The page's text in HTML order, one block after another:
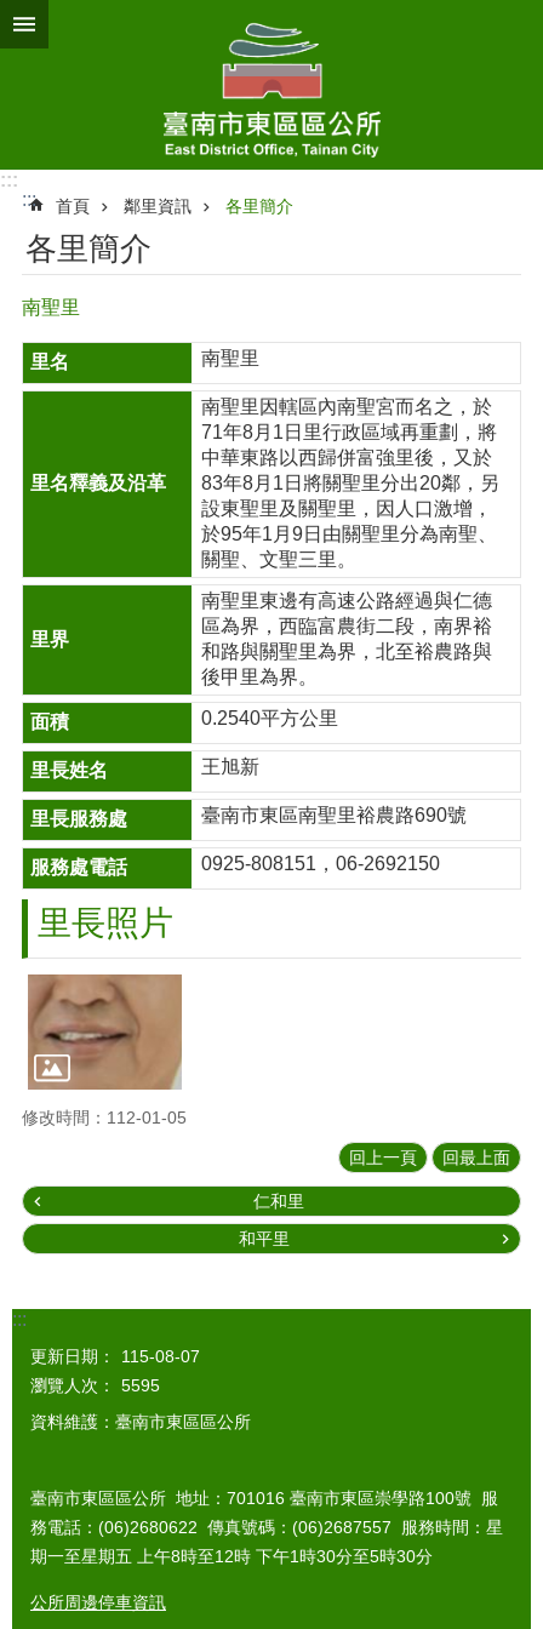
跳到主要內容區塊
:::
:::
首頁 鄰里資訊 各里簡介
各里簡介
南聖里
南聖里
南聖里因轄區內南聖宮而名之，於
71年8月1日里行政區域再重劃，將
中華東路以西歸併富強里後，又於
83年8月1日將關聖里分出20鄰，另
設東聖里及關聖里，因人口激增，
於95年1月9日由關聖里分為南聖、
關聖、文聖三里。
南聖里東邊有高速公路經過與仁德
區為界，西臨富農街二段，南界裕
和路與關聖里為界，北至裕農路與
後甲里為界。
0.2540平方公里
王旭新
臺南市東區南聖里裕農路690號
0925-808151，06-2692150
里長照片
修改時間：112-01-05
回上一頁 回最上面
仁和里
和平里
:::
更新日期：
115-08-07
瀏覽人次：
5595
資料維護：臺南市東區區公所
臺南市東區區公所 地址：701016 臺南市東區崇學路100號 服
務電話：(06)2680622 傳真號碼：(06)2687557 服務時間：星
期一至星期五 上午8時至12時 下午1時30分至5時30分
公所周邊停車資訊